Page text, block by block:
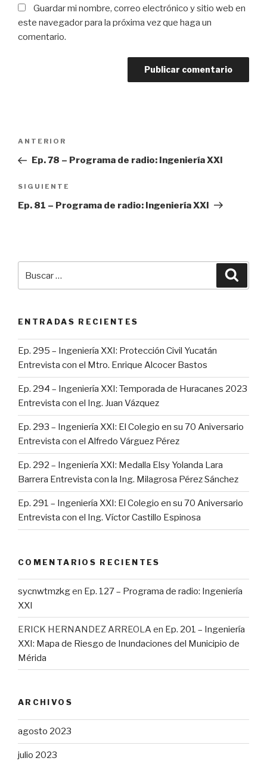
Guardar mi nombre, correo electrónico y sitio web en
este navegador para la próxima vez que haga un
comentario.
Navegación
entradas
Entrada
anterior:
ANTERIOR
Ep. 78 – Programa de radio: Ingeniería XXI
Siguiente
entrada
SIGUIENTE
Ep. 81 – Programa de radio: Ingeniería XXI
ENTRADAS RECIENTES
Ep. 295 – Ingeniería XXI: Protección Civil Yucatán
Entrevista con el Mtro. Enrique Alcocer Bastos
Ep. 294 – Ingeniería XXI: Temporada de Huracanes 2023
Entrevista con el Ing. Juan Vázquez
Ep. 293 – Ingeniería XXI: El Colegio en su 70 Aniversario
Entrevista con el Alfredo Várguez Pérez
Ep. 292 – Ingeniería XXI: Medalla Elsy Yolanda Lara
Barrera Entrevista con la Ing. Milagrosa Pérez Sánchez
Ep. 291 – Ingeniería XXI: El Colegio en su 70 Aniversario
Entrevista con el Ing. Víctor Castillo Espinosa
COMENTARIOS RECIENTES
sycnwtmzkgen Ep. 127 – Programa de radio: Ingeniería
XXI
ERICK HERNANDEZ ARREOLAen Ep. 201 – Ingeniería
XXI: Mapa de Riesgo de Inundaciones del Municipio de
Mérida
ARCHIVOS
agosto 2023
julio 2023